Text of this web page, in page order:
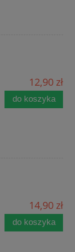
12,90 zł
do koszyka
14,90 zł
do koszyka